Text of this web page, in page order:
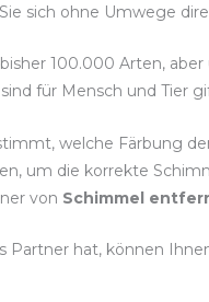
sich ohne Umwege
100.000 Arten,
für Mensch und Tier
welche Färbung
um die korrekte
von Schimmel
hat, können